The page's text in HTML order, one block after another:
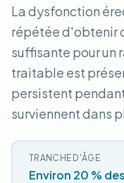
La dysfonction
répétée d'obtenir
suffisante pour un
traitable est
persistent
surviennent dans
TRANCHE D'ÂGE
Environ 20 %